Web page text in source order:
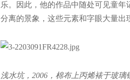
乐。因此，他的作品中随处可见童年
分离的景象，这些元素和字眼大量出
浅水坑，2006，棉布上丙烯裱于玻璃